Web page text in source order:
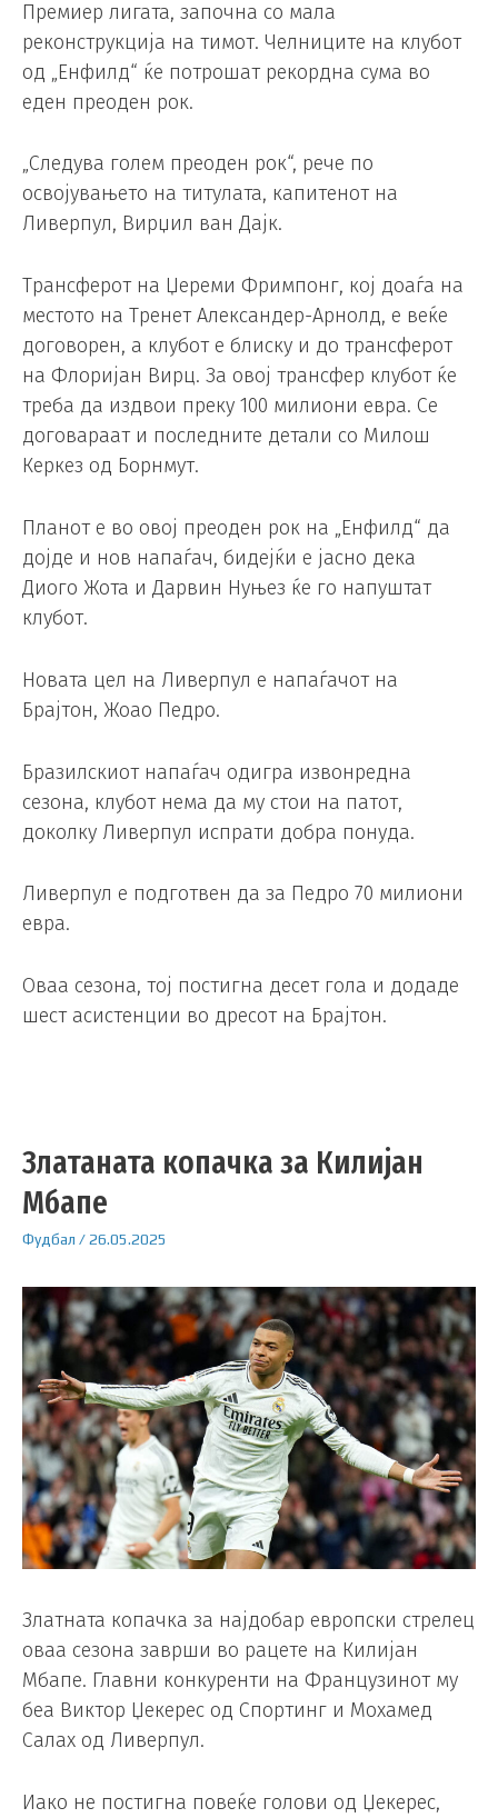
Премиер лигата, започна со мала
реконструкција на тимот. Челниците на клубот
од „Енфилд“ ќе потрошат рекордна сума во
еден преоден рок.
„Следува голем преоден рок“, рече по
освојувањето на титулата, капитенот на
Ливерпул, Вирџил ван Дајк.
Трансферот на Џереми Фримпонг, кој доаѓа на
местото на Тренет Александер-Арнолд, е веќе
договорен, а клубот е блиску и до трансферот
на Флоријан Вирц. За овој трансфер клубот ќе
треба да издвои преку 100 милиони евра. Се
договараат и последните детали со Милош
Керкез од Борнмут.
Планот е во овој преоден рок на „Енфилд“ да
дојде и нов напаѓач, бидејќи е јасно дека
Диого Жота и Дарвин Нуњез ќе го напуштат
клубот.
Новата цел на Ливерпул е напаѓачот на
Брајтон, Жоао Педро.
Бразилскиот напаѓач одигра извонредна
сезона, клубот нема да му стои на патот,
доколку Ливерпул испрати добра понуда.
Ливерпул е подготвен да за Педро 70 милиони
евра.
Оваа сезона, тој постигна десет гола и додаде
шест асистенции во дресот на Брајтон.
Златаната копачка за Килијан
Мбапе
Фудбал /26.05.2025
Златната копачка за најдобар европски стрелец
оваа сезона заврши во рацете на Килијан
Мбапе. Главни конкуренти на Французинот му
беа Виктор Џекерес од Спортинг и Мохамед
Салах од Ливерпул.
Иако не постигна повеќе голови од Џекерес,